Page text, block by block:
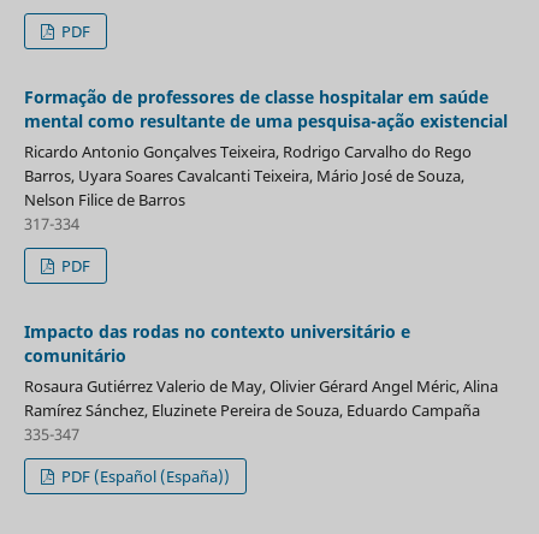
PDF
Formação de professores de classe hospitalar em saúde
mental como resultante de uma pesquisa-ação existencial
Ricardo Antonio Gonçalves Teixeira, Rodrigo Carvalho do Rego
Barros, Uyara Soares Cavalcanti Teixeira, Mário José de Souza,
Nelson Filice de Barros
317-334
PDF
Impacto das rodas no contexto universitário e
comunitário
Rosaura Gutiérrez Valerio de May, Olivier Gérard Angel Méric, Alina
Ramírez Sánchez, Eluzinete Pereira de Souza, Eduardo Campaña
335-347
PDF (Español (España))